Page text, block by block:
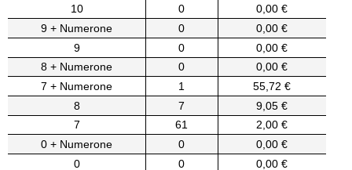
10
0
0,00 €
9 + Numerone
0
0,00 €
9
0
0,00 €
8 + Numerone
0
0,00 €
7 + Numerone
1
55,72 €
8
7
9,05 €
7
61
2,00 €
0 + Numerone
0
0,00 €
0
0
0,00 €